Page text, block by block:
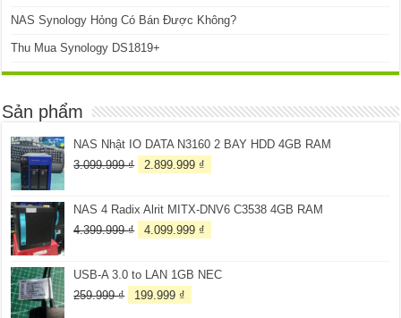
NAS Synology Hỏng Có Bán Được Không?
Thu Mua Synology DS1819+
Sản phẩm
NAS Nhật IO DATA N3160 2 BAY HDD 4GB RAM
3.099.999₫
Giá
3.099.999 ₫.
2.899.999 ₫
là:
NAS 4 Radix Alrit MITX-DNV6 C3538 4GB RAM
4.399.999₫
Giá
4.399.999 ₫.
4.099.999 ₫
là:
USB-A 3.0 to LAN 1GB NEC
259.999₫
Giá
199.999 ₫